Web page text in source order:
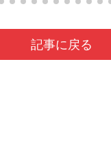
記事に戻る